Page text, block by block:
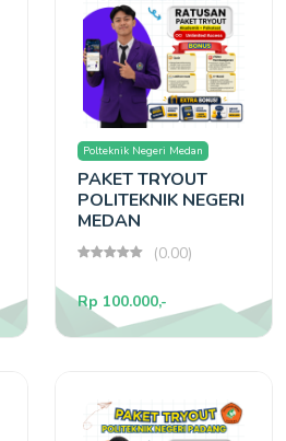
Polteknik Negeri Medan
PAKET TRYOUT
POLITEKNIK NEGERI
MEDAN
(0.00)
Rp 100.000,-